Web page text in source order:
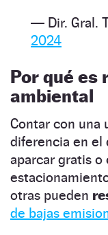
— Dir. Gral.
2024
Por qué es
ambiental
Contar con una
diferencia en el
aparcar gratis o
otras pueden
de bajas